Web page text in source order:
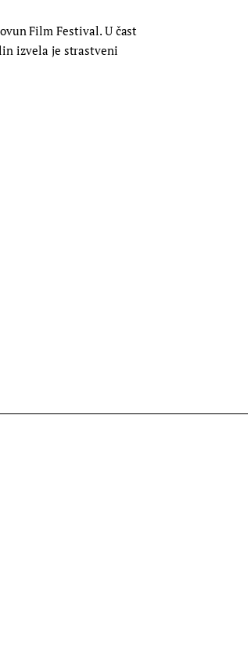
Film Festival. U čast
izvela je strastveni